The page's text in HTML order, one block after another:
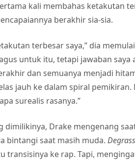
kali membahas ketakutan
berakhir sia-sia.
terbesar saya,” dia
untuk itu, tetapi jawaban saya
dan semuanya menjadi
jauh ke dalam spiral pemikiran.
surealis rasanya.”
Drake mengenang
bintangi saat masih muda.
transisinya ke rap. Tapi,